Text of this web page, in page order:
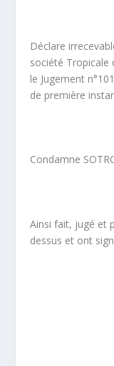
Déclare
société Tropicale
le Jugement
de première
Condamne
Ainsi fait, jugé et
dessus et ont